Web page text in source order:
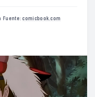
·Fuente:comicbook.com